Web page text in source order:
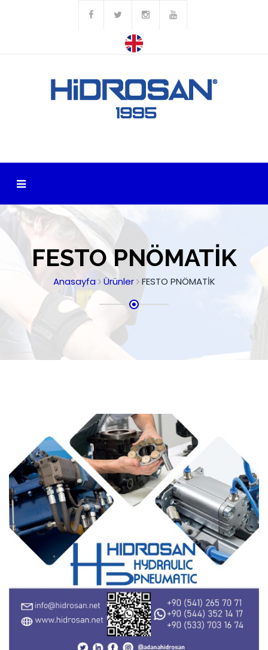
FESTO PNÖMATİK
Anasayfa Ürünler FESTO PNÖMATİK